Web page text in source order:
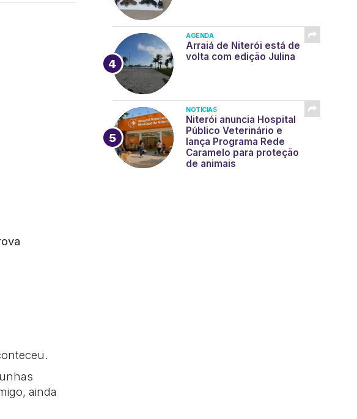
ainda
AGENDA
Arraiá de Niterói está de
volta com edição Julina
NOTÍCIAS
Niterói anuncia Hospital
Público Veterinário e
lança Programa Rede
Caramelo para proteção
de animais